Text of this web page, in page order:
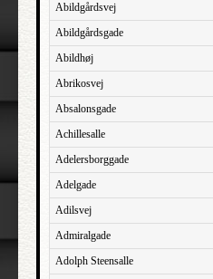
Abildgårdsvej
Abildgårdsgade
Abildhøj
Abrikosvej
Absalonsgade
Achillesalle
Adelersborggade
Adelgade
Adilsvej
Admiralgade
Adolph Steensalle